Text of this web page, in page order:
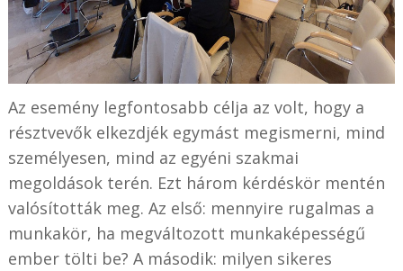
Az esemény legfontosabb célja az volt, hogy a
résztvevők elkezdjék egymást megismerni, mind
személyesen, mind az egyéni szakmai
megoldások terén. Ezt három kérdéskör mentén
valósították meg. Az első: mennyire rugalmas a
munkakör, ha megváltozott munkaképességű
ember tölti be? A második: milyen sikeres